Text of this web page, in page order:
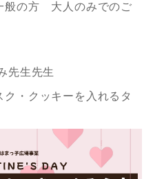
般の方 大人のみでのご
生先生
・クッキーを入れるタ